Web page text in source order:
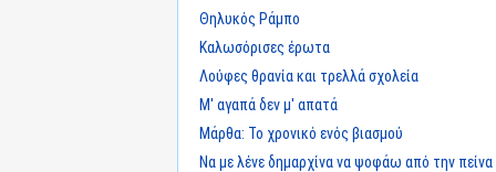
Θηλυκός Ράμπο
Καλωσόρισες έρωτα
Λούφες θρανία και τρελλά σχολεία
Μ' αγαπά δεν μ' απατά
Μάρθα: Το χρονικό ενός βιασμού
Να με λένε δημαρχίνα να ψοφάω από την πείνα